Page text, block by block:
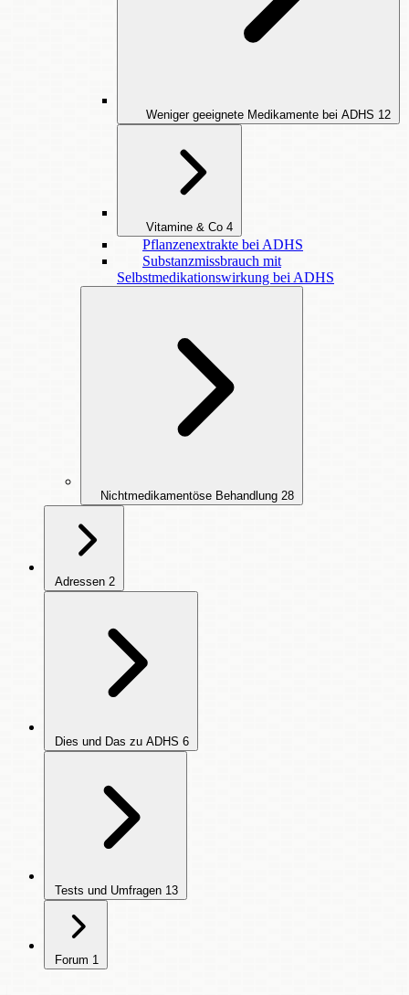
Weniger geeignete Medikamente bei ADHS 12
Vitamine & Co 4
Pflanzenextrakte bei ADHS
Substanzmissbrauch mit
Selbstmedikationswirkung bei ADHS
Nichtmedikamentöse Behandlung 28
Adressen 2
Dies und Das zu ADHS 6
Tests und Umfragen 13
Forum 1